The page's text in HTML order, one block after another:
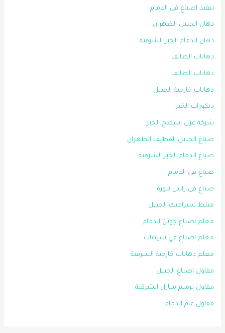
تنفيذ اصباغ في الدمام
دهان الجبيل الظهران
دهان الدمام الخبر الشرقية
دهانات الطايف
دهانات الطايف
دهانات خارجية الجبيل
ديكورات الخبر
شركة عزل اسطح الخبر
صباغ الجبيل القطيف الظهران
صباغ الدمام الخبر الشرقية
صباغ في الدمام
صباغ في راس تنورة
مبلط سيراميك الجبيل
معلم اصباغ جوتن الدمام
معلم اصباغ في سيهات
معلم دهانات خارجية الشرقية
مقاول اصباغ الجبيل
مقاول ترميم منازل الشرقية
مقاول عام الدمام